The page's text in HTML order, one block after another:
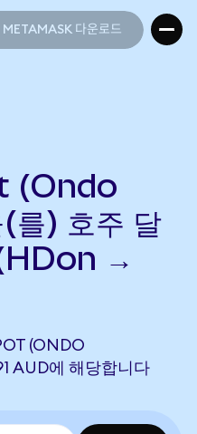
METAMASK 다운로드
(Ondo
) 호주 달
→
(ONDO
AUD에 해당합니다